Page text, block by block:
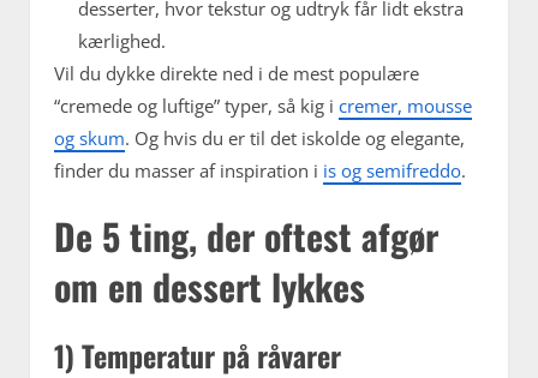
desserter, hvor tekstur og udtryk får lidt ekstra
kærlighed.
Vil du dykke direkte ned i de mest populære
“cremede og luftige” typer, så kig i cremer, mousse
og skum. Og hvis du er til det iskolde og elegante,
finder du masser af inspiration i is og semifreddo.
De 5 ting, der oftest afgør
om en dessert lykkes
1) Temperatur på råvarer